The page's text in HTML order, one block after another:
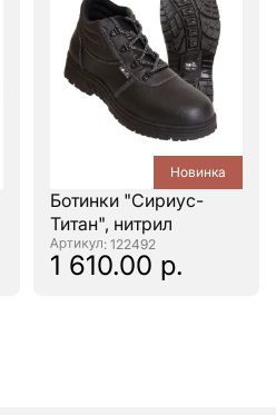
Новинка
Ботинки "Сириус-
Титан", нитрил
: 122492
1 610.00 р.